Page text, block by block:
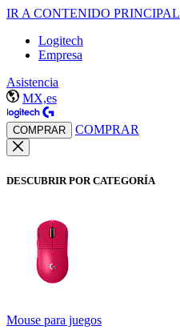
IR A CONTENIDO PRINCIPAL
Logitech
Empresa
Asistencia
MX,es
COMPRAR COMPRAR
DESCUBRIR POR CATEGORÍA
Mouse para juegos